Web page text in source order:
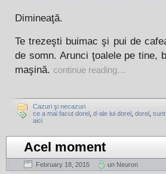
Dimineaţă.
Te trezeşti buimac şi pui de
de somn. Arunci ţoalele pe tine,
maşină. continue reading…
Cazuri şi necazuri
ce a mai facut dorel d-ale lui dorel dorel
aici
Acel moment
February 18, 2015 un Neuron